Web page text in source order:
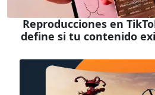
Reproducciones en
define si tu contenido